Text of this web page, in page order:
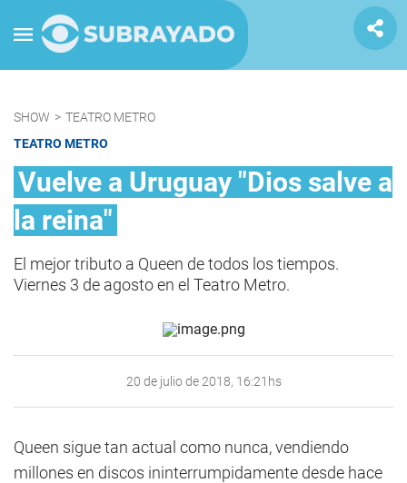
SHOW > TEATRO METRO
TEATRO METRO
Vuelve a Uruguay "Dios salve a
la reina"
El mejor tributo a Queen de todos los tiempos.
Viernes 3 de agosto en el Teatro Metro.
20 de julio de 2018, 16:21hs
Queen sigue tan actual como nunca, vendiendo
millones en discos ininterrumpidamente desde hace